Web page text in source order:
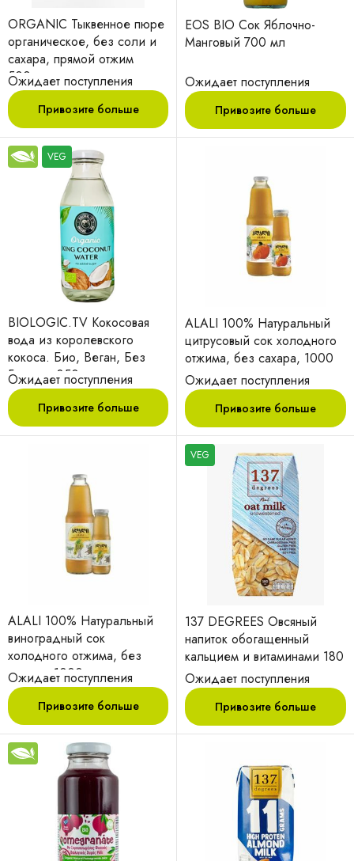
ORGANIC Тыквенное пюре
органическое, без соли и
сахара, прямой отжим
500мл
Ожидает поступления
Привозите больше
EOS BIO Сок Яблочно-
Манговый 700 мл
Ожидает поступления
Привозите больше
VEG
BIOLOGIC.TV Кокосовая
вода из королевского
кокоса. Био, Веган, Без
Глютена 350г.
Ожидает поступления
Привозите больше
ALALI 100% Натуральный
цитрусовый сок холодного
отжима, без сахара, 1000
мл
Ожидает поступления
Привозите больше
ALALI 100% Натуральный
виноградный сок
холодного отжима, без
сахара, 1000 мл
Ожидает поступления
Привозите больше
VEG
137 DEGREES Овсяный
напиток обогащенный
кальцием и витаминами 180
мл
Ожидает поступления
Привозите больше